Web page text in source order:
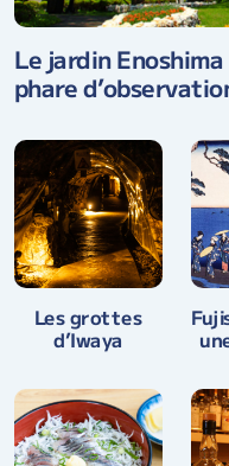
Le jardin
phare
Les grottes
d’Iwaya